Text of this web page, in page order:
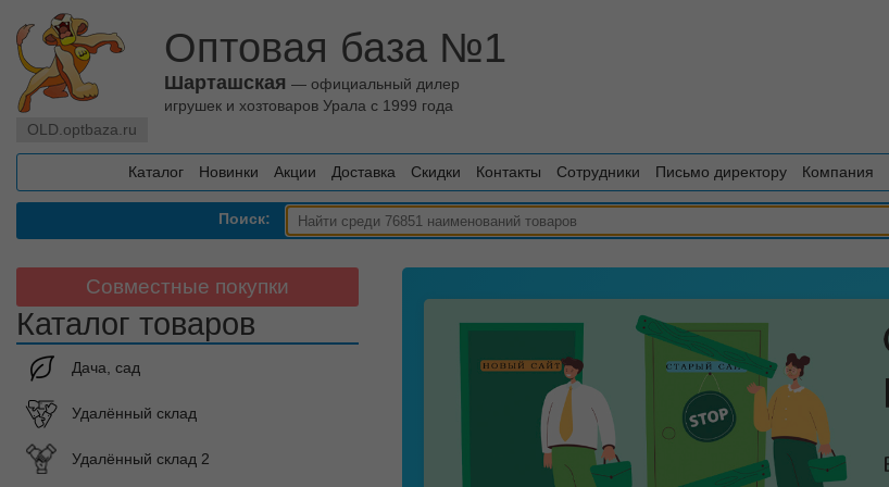
OLD.optbaza.ru
Оптовая база №1
Шарташская — официальный дилер
игрушек и хозтоваров Урала с 1999 года
Каталог Новинки Акции Доставка Скидки Контакты Сотрудники Письмо директору Компания
Поиск:
Совместные покупки
Каталог товаров
Дача, сад
Удалённый склад
Удалённый склад 2